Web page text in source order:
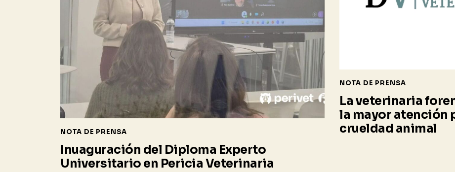
NOTA DE PRENSA
Inuaguración del Diploma Experto
Universitario en Pericia Veterinaria
NOTA DE PRENSA
La veterinaria
la mayor atención
crueldad animal